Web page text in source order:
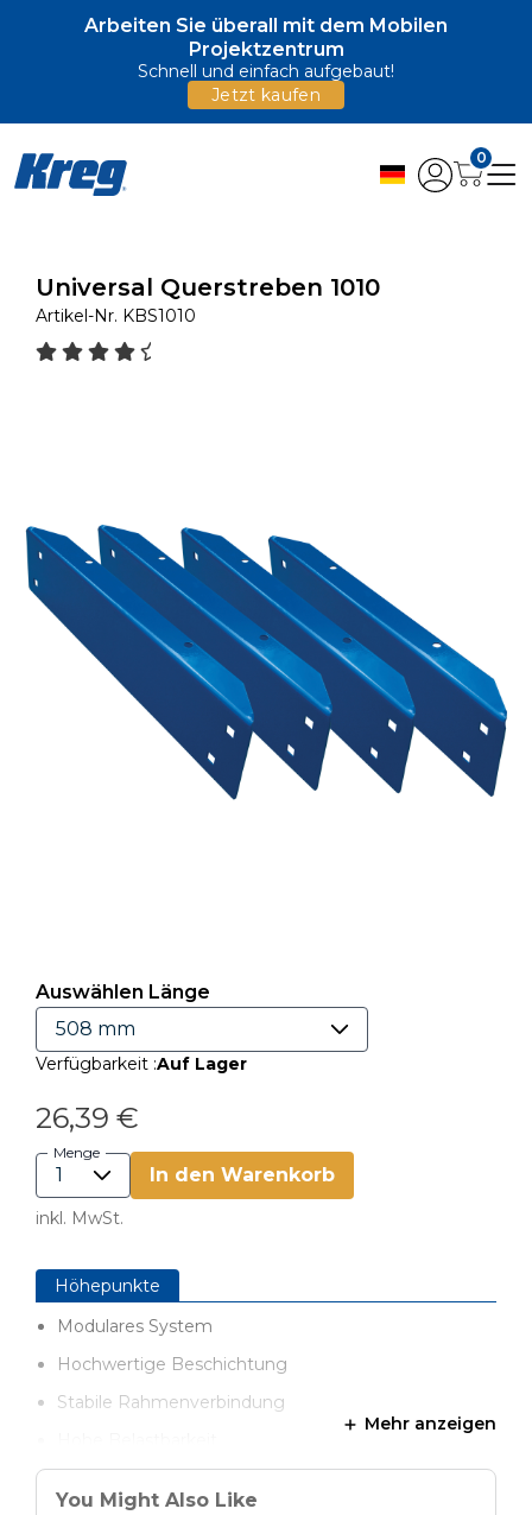
Arbeiten Sie überall mit dem Mobilen
Projektzentrum
Schnell und einfach aufgebaut!
Jetzt kaufen
0
Universal Querstreben 1010
Artikel-Nr. KBS1010
Auswählen Länge
Verfügbarkeit :Auf Lager
26,39 €
Menge
In den Warenkorb
inkl. MwSt.
Höhepunkte
Modulares System
Hochwertige Beschichtung
Stabile Rahmenverbindung
Mehr anzeigen
You Might Also Like